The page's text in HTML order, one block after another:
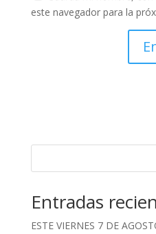
este navegador para la
Entradas
ESTE VIERNES 7 DE